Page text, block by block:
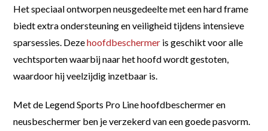
Het speciaal ontworpen neusgedeelte met een hard frame
biedt extra ondersteuning en veiligheid tijdens intensieve
sparsessies. Dezehoofdbeschermer is geschikt voor alle
vechtsporten waarbij naar het hoofd wordt gestoten,
waardoor hij veelzijdig inzetbaar is.
Met de Legend Sports Pro Line hoofdbeschermer en
neusbeschermer ben je verzekerd van een goede pasvorm.